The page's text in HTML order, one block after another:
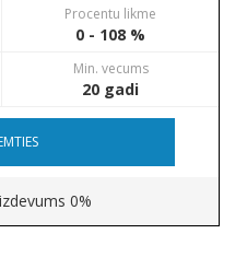
Procentu likme
0 - 108 %
Min. vecums
20 gadi
0%